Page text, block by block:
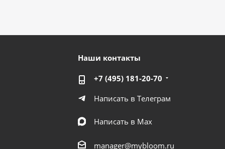
Наши контакты
+7 (495) 181-20-70
Написать в Телеграм
Написать в Мах
manager@mybloom.ru